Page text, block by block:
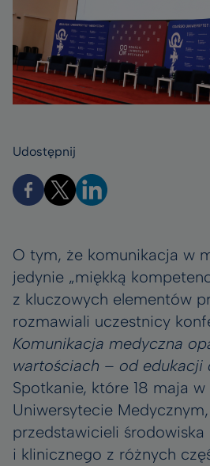
Udostępnij
O tym, że komunikacja w
jedynie „miękką
z kluczowych elementów
rozmawiali uczestnicy
Komunikacja medyczna
wartościach – od edukacji
Spotkanie, które 18 maja
Uniwersytecie
przedstawicieli
i klinicznego z różnych